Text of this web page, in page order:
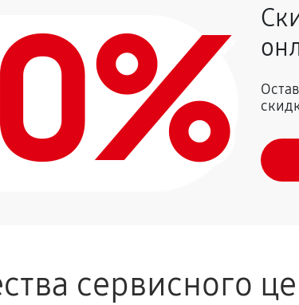
сервисного